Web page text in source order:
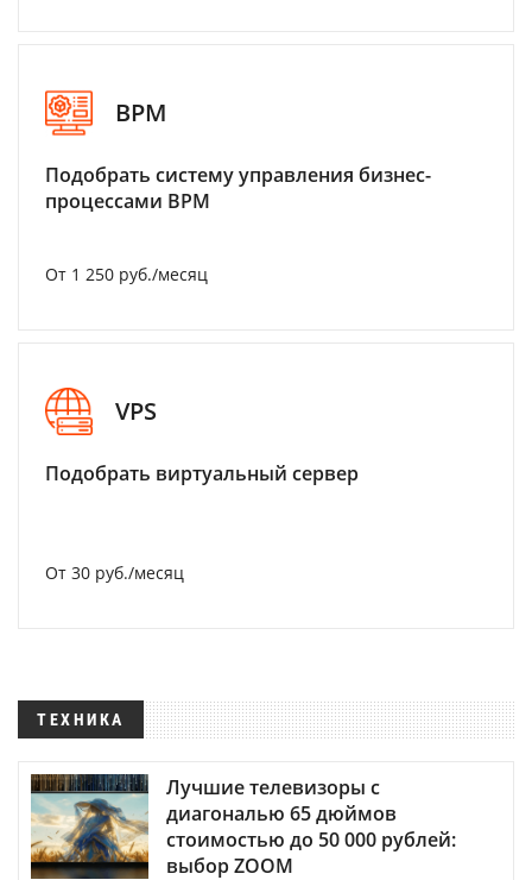
BPM
Подобрать систему управления бизнес-
процессами BPM
От 1 250 руб./месяц
VPS
Подобрать виртуальный сервер
От 30 руб./месяц
ТЕХНИКА
Лучшие телевизоры с
диагональю 65 дюймов
стоимостью до 50 000 рублей:
выбор ZOOM